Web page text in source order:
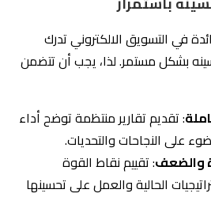
: تقديم تقارير منتظمة توضح أداء
على النجاحات والتحديات.
والضعف: تقييم نقاط القوة
الحالية والعمل على تحسينها
: تنفيذ اختبارات A/B لتحسين فعالية العناصر
التسويقية مثل العناوين، الصور،